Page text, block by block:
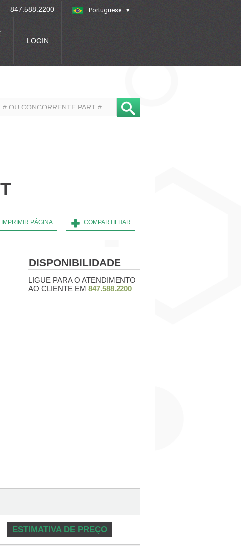
Portuguese
847.588.2200
LOGIN
COMPARTILHAR
IMPRIMIR PÁGINA
DISPONIBILIDADE
LIGUE PARA O ATENDIMENTO
AO CLIENTE EM 847.588.2200
ESTIMATIVA DE PREÇO